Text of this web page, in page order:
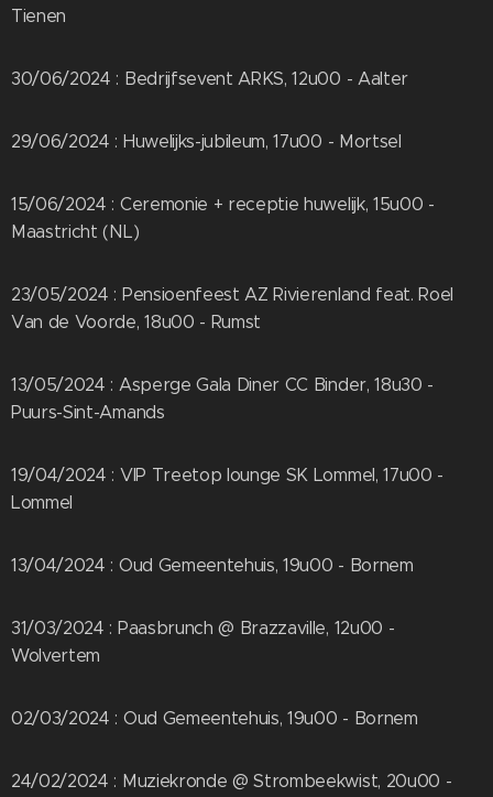
Tienen
30/06/2024 : Bedrijfsevent ARKS, 12u00 - Aalter
29/06/2024 : Huwelijks-jubileum, 17u00 - Mortsel
15/06/2024 : Ceremonie + receptie huwelijk, 15u00 -
Maastricht (NL)
23/05/2024 : Pensioenfeest AZ Rivierenland feat. Roel
Van de Voorde, 18u00 - Rumst
13/05/2024 : Asperge Gala Diner CC Binder, 18u30 -
Puurs-Sint-Amands
19/04/2024 : VIP Treetop lounge SK Lommel, 17u00 -
Lommel
13/04/2024 : Oud Gemeentehuis, 19u00 - Bornem
31/03/2024 : Paasbrunch @ Brazzaville, 12u00 -
Wolvertem
02/03/2024 : Oud Gemeentehuis, 19u00 - Bornem
24/02/2024 : Muziekronde @ Strombeekwist, 20u00 -